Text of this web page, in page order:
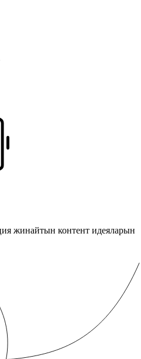
жинайтын контент идеяларын